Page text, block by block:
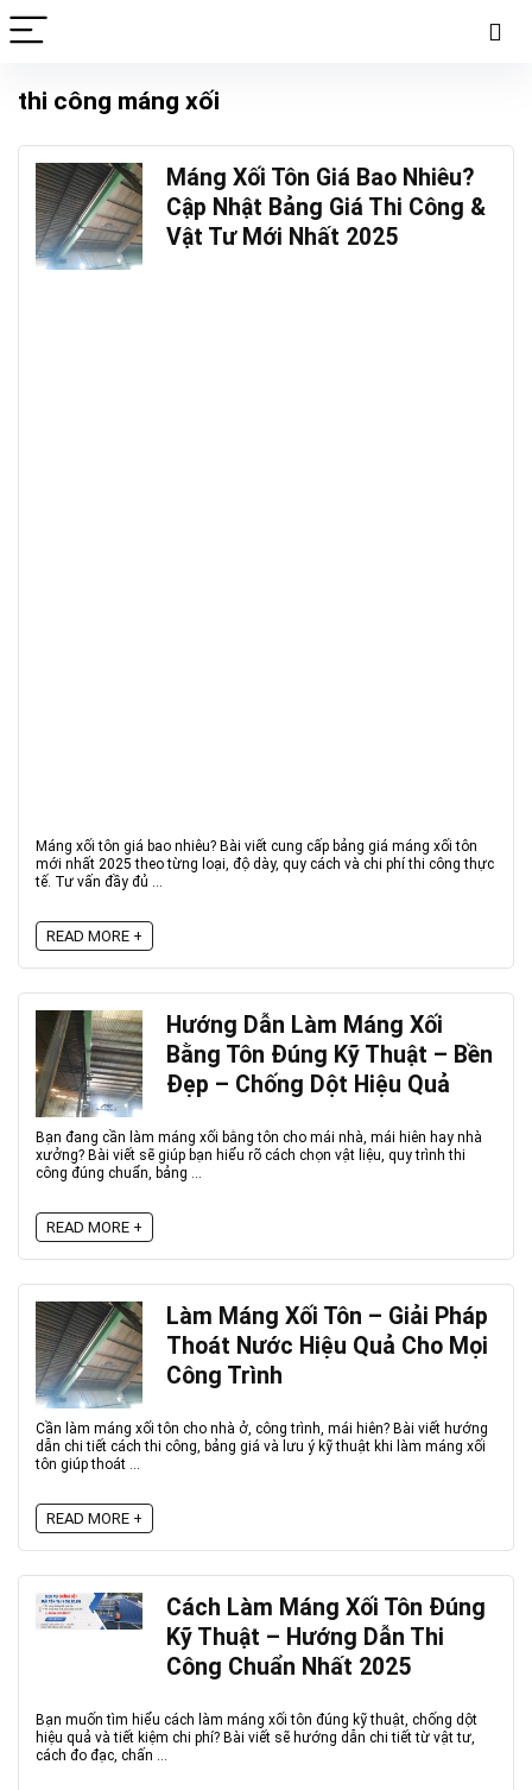
thi công máng xối
Máng Xối Tôn Giá Bao Nhiêu?
Cập Nhật Bảng Giá Thi Công &
Vật Tư Mới Nhất 2025
Máng xối tôn giá bao nhiêu? Bài viết cung cấp bảng giá máng xối tôn
mới nhất 2025 theo từng loại, độ dày, quy cách và chi phí thi công thực
tế. Tư vấn đầy đủ ...
READ MORE +
Hướng Dẫn Làm Máng Xối
Bằng Tôn Đúng Kỹ Thuật – Bền
Đẹp – Chống Dột Hiệu Quả
Bạn đang cần làm máng xối bằng tôn cho mái nhà, mái hiên hay nhà
xưởng? Bài viết sẽ giúp bạn hiểu rõ cách chọn vật liệu, quy trình thi
công đúng chuẩn, bảng ...
READ MORE +
Làm Máng Xối Tôn – Giải Pháp
Thoát Nước Hiệu Quả Cho Mọi
Công Trình
Cần làm máng xối tôn cho nhà ở, công trình, mái hiên? Bài viết hướng
dẫn chi tiết cách thi công, bảng giá và lưu ý kỹ thuật khi làm máng xối
tôn giúp thoát ...
READ MORE +
Cách Làm Máng Xối Tôn Đúng
Kỹ Thuật – Hướng Dẫn Thi
Công Chuẩn Nhất 2025
Bạn muốn tìm hiểu cách làm máng xối tôn đúng kỹ thuật, chống dột
hiệu quả và tiết kiệm chi phí? Bài viết sẽ hướng dẫn chi tiết từ vật tư,
cách đo đạc, chấn ...